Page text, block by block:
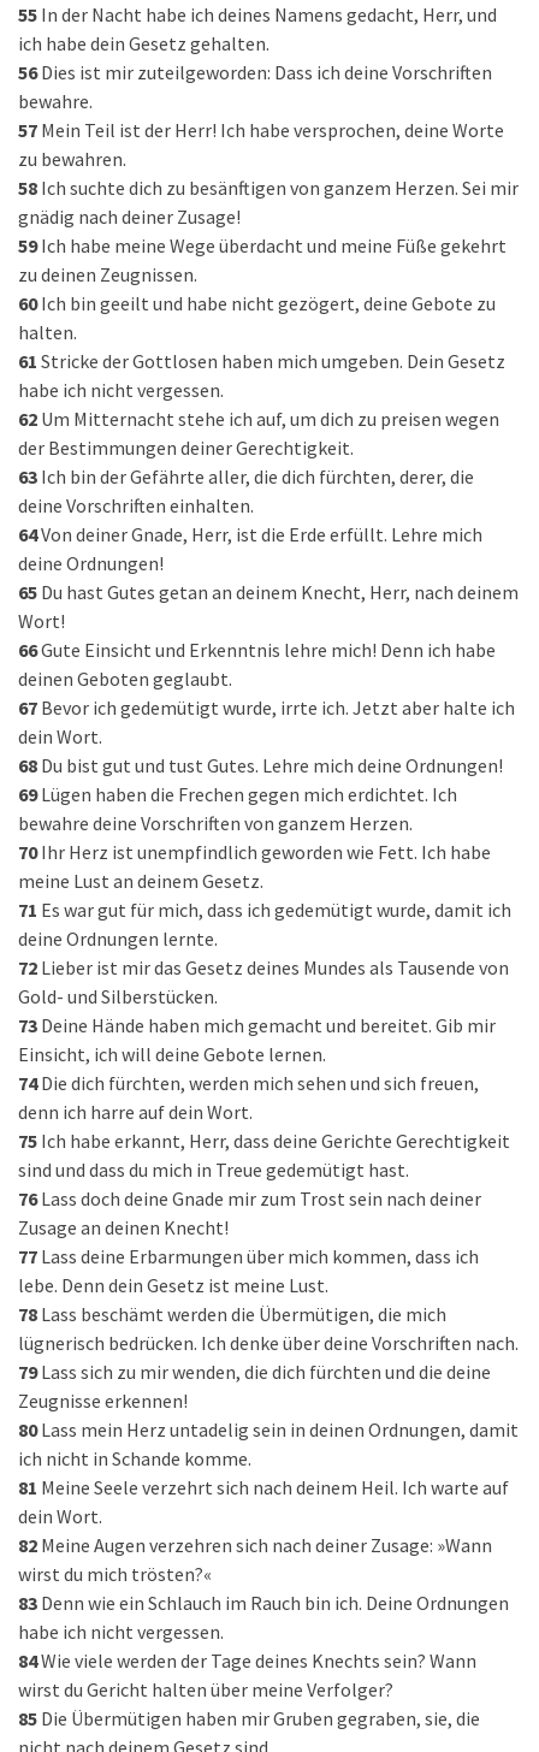
55 In der Nacht habe ich deines Namens gedacht, Herr, und
ich habe dein Gesetz gehalten.
56 Dies ist mir zuteilgeworden: Dass ich deine Vorschriften
bewahre.
57 Mein Teil ist der Herr! Ich habe versprochen, deine Worte
zu bewahren.
58 Ich suchte dich zu besänftigen von ganzem Herzen. Sei mir
gnädig nach deiner Zusage!
59 Ich habe meine Wege überdacht und meine Füße gekehrt
zu deinen Zeugnissen.
60 Ich bin geeilt und habe nicht gezögert, deine Gebote zu
halten.
61 Stricke der Gottlosen haben mich umgeben. Dein Gesetz
habe ich nicht vergessen.
62 Um Mitternacht stehe ich auf, um dich zu preisen wegen
der Bestimmungen deiner Gerechtigkeit.
63 Ich bin der Gefährte aller, die dich fürchten, derer, die
deine Vorschriften einhalten.
64Von deiner Gnade, Herr, ist die Erde erfüllt. Lehre mich
deine Ordnungen!
65 Du hast Gutes getan an deinem Knecht, Herr, nach deinem
Wort!
66Gute Einsicht und Erkenntnis lehre mich! Denn ich habe
deinen Geboten geglaubt.
67 Bevor ich gedemütigt wurde, irrte ich. Jetzt aber halte ich
dein Wort.
68 Du bist gut und tust Gutes. Lehre mich deine Ordnungen!
69 Lügen haben die Frechen gegen mich erdichtet. Ich
bewahre deine Vorschriften von ganzem Herzen.
70 Ihr Herz ist unempfindlich geworden wie Fett. Ich habe
meine Lust an deinem Gesetz.
71 Es war gut für mich, dass ich gedemütigt wurde, damit ich
deine Ordnungen lernte.
72 Lieber ist mir das Gesetz deines Mundes als Tausende von
Gold- und Silberstücken.
73 Deine Hände haben mich gemacht und bereitet. Gib mir
Einsicht, ich will deine Gebote lernen.
74 Die dich fürchten, werden mich sehen und sich freuen,
denn ich harre auf dein Wort.
75 Ich habe erkannt, Herr, dass deine Gerichte Gerechtigkeit
sind und dass du mich in Treue gedemütigt hast.
76 Lass doch deine Gnade mir zum Trost sein nach deiner
Zusage an deinen Knecht!
77 Lass deine Erbarmungen über mich kommen, dass ich
lebe. Denn dein Gesetz ist meine Lust.
78 Lass beschämt werden die Übermütigen, die mich
lügnerisch bedrücken. Ich denke über deine Vorschriften nach.
79 Lass sich zu mir wenden, die dich fürchten und die deine
Zeugnisse erkennen!
80 Lass mein Herz untadelig sein in deinen Ordnungen, damit
ich nicht in Schande komme.
81 Meine Seele verzehrt sich nach deinem Heil. Ich warte auf
dein Wort.
82 Meine Augen verzehren sich nach deiner Zusage: »Wann
wirst du mich trösten?«
83 Denn wie ein Schlauch im Rauch bin ich. Deine Ordnungen
habe ich nicht vergessen.
84Wie viele werden der Tage deines Knechts sein? Wann
wirst du Gericht halten über meine Verfolger?
85 Die Übermütigen haben mir Gruben gegraben, sie, die
nicht nach deinem Gesetz sind.